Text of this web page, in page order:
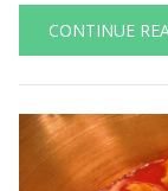
CONTINUE